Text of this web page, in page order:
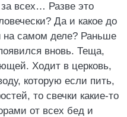
всех… Разве это
Да и какое до
на самом деле? Раньше
вновь. Теща,
Ходит в церковь,
которую если пить,
то свечки какие-то
от всех бед и